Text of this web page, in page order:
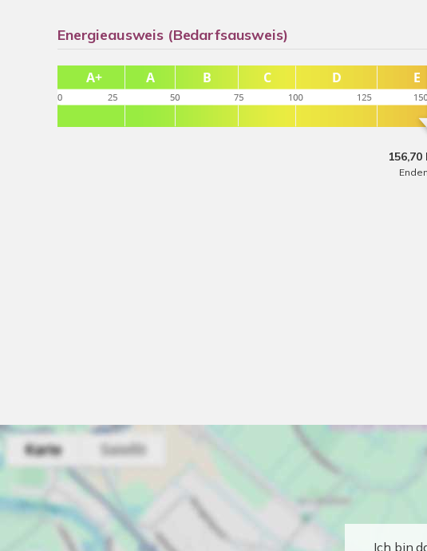
Energieausweis (Bedarfsausweis)
Ich bin